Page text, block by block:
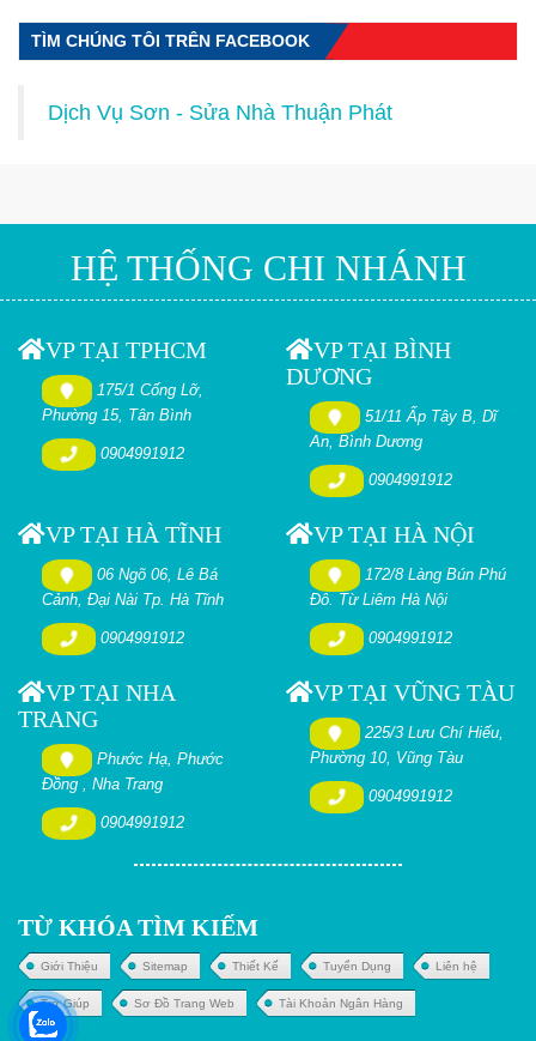
TÌM CHÚNG TÔI TRÊN FACEBOOK
Dịch Vụ Sơn - Sửa Nhà Thuận Phát
HỆ THỐNG CHI NHÁNH
VP TẠI TPHCM
175/1 Cống Lỡ,
Phường 15, Tân Bình
0904991912
VP TẠI BÌNH
DƯƠNG
51/11 Ấp Tây B, Dĩ
An, Bình Dương
0904991912
VP TẠI HÀ TĨNH
06 Ngõ 06, Lê Bá
Cảnh, Đại Nài Tp. Hà Tĩnh
0904991912
VP TẠI HÀ NỘI
172/8 Làng Bún Phú
Đô. Từ Liêm Hà Nội
0904991912
VP TẠI NHA
TRANG
Phước Hạ, Phước
Đồng , Nha Trang
0904991912
VP TẠI VŨNG TÀU
225/3 Lưu Chí Hiếu,
Phường 10, Vũng Tàu
0904991912
TỪ KHÓA TÌM KIẾM
Giới Thiệu Sitemap Thiết Kế Tuyển Dụng Liên hệ
Trợ Giúp Sơ Đồ Trang Web Tài Khoản Ngân Hàng